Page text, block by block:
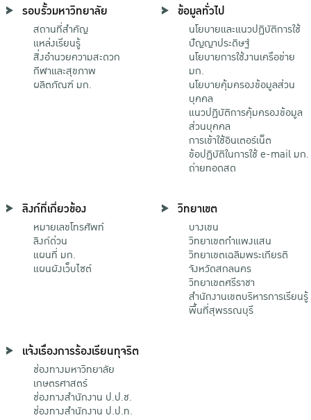
รอบรั้วมหาวิทยาลัย
สถานที่สำคัญ
แหล่งเรียนรู้
สิ่งอำนวยความสะดวก
กีฬาและสุขภาพ
ผลิตภัณฑ์ มก.
ข้อมูลทั่วไป
นโยบายและแนวปฏิบัติการใช้
ปัญญาประดิษฐ์
นโยบายการใช้งานเครือข่าย
มก.
นโยบายคุ้มครองข้อมูลส่วน
บุคคล
แนวปฏิบัติการคุ้มครองข้อมูล
ส่วนบุคคล
การเข้าใช้อินเตอร์เน็ต
ข้อปฏิบัติในการใช้ e-mail มก.
ถ่ายทอดสด
ลิงก์ที่เกี่ยวข้อง
หมายเลขโทรศัพท์
ลิงก์ด่วน
แผนที่ มก.
แผนผังเว็บไซต์
วิทยาเขต
บางเขน
วิทยาเขตกําแพงแสน
วิทยาเขตเฉลิมพระเกียรติ
จังหวัดสกลนคร
วิทยาเขตศรีราชา
สำนักงานเขตบริหารการเรียนรู้
พื้นที่สุพรรณบุรี
แจ้งเรื่องการร้องเรียนทุจริต
ช่องทางมหาวิทยาลัย
เกษตรศาสตร์
ช่องทางสำนักงาน ป.ป.ช.
ช่องทางสำนักงาน ป.ป.ท.